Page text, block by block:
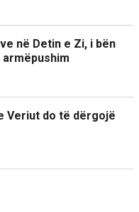
në Detin e Zi, i bën
Veriut do të dërgojë